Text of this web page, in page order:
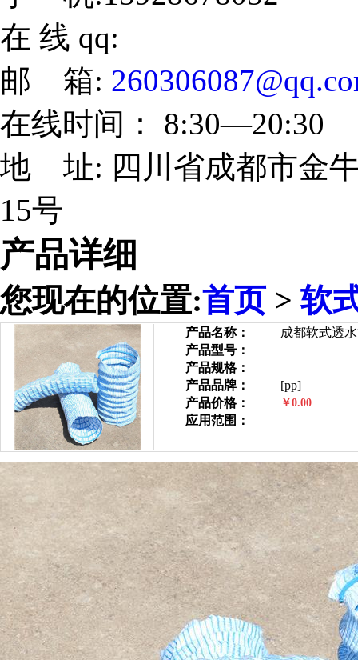
在 线 qq:
邮 箱:
在线时间： 8:30—20:30
地 址: 四川省成都市金
15号
产品详细
您现在的位置:首页> 软
产品名称：
成都软式透
产品型号：
产品规格：
产品品牌：
[pp]
产品价格：
￥0.00
应用范围：